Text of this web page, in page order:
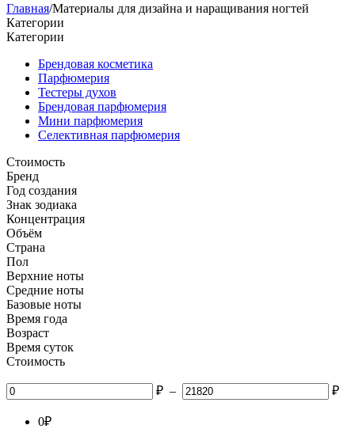
Главная/Материалы для дизайна и наращивания ногтей
Категории
Категории
Брендовая косметика
Парфюмерия
Тестеры духов
Брендовая парфюмерия
Мини парфюмерия
Селективная парфюмерия
Стоимость
Бренд
Год создания
Знак зодиака
Концентрация
Объём
Страна
Пол
Верхние ноты
Средние ноты
Базовые ноты
Время года
Возраст
Время суток
Стоимость
₽ – ₽
0₽